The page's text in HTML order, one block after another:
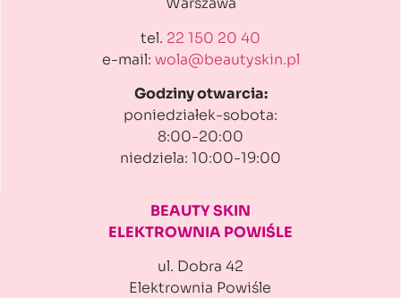
tel. 22 150 20 40
e-mail: wola@beautyskin.pl
Godziny otwarcia:
poniedziałek-sobota:
8:00-20:00
niedziela: 10:00-19:00
BEAUTY SKIN
ELEKTROWNIA POWIŚLE
ul. Dobra 42
Elektrownia Powiśle